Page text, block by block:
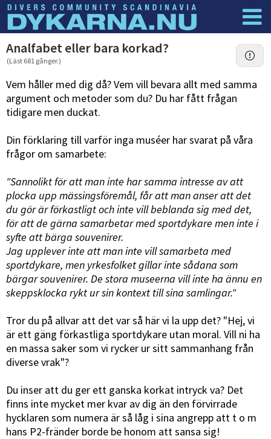
Dyknyheter Logga in
Analfabet eller bara korkad?
(Läst 681 gånger.)
Vem håller med dig då? Vem vill bevara allt med samma
argument och metoder som du? Du har fått frågan
tidigare men duckat.
Din förklaring till varför inga muséer har svarat på våra
frågor om samarbete:
"Sannolikt för att man inte har samma intresse av att
plocka upp mässingsföremål, får att man anser att det
du gör är förkastligt och inte vill beblanda sig med det,
för att de gärna samarbetar med sportdykare men inte i
syfte att bärga souvenirer.
Jag upplever inte att man inte vill samarbeta med
sportdykare, men yrkesfolket gillar inte sådana som
bärgar souvenirer. De stora museerna vill inte ha ännu en
skeppsklocka rykt ur sin kontext till sina samlingar."
Tror du på allvar att det var så här vi la upp det? "Hej, vi
är ett gäng förkastliga sportdykare utan moral. Vill ni ha
en massa saker som vi rycker ur sitt sammanhang från
diverse vrak"?
Du inser att du ger ett ganska korkat intryck va? Det
finns inte mycket mer kvar av dig än den förvirrade
hycklaren som numera är så låg i sina angrepp att t o m
hans P2-fränder borde be honom att sansa sig!